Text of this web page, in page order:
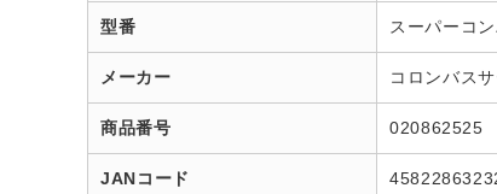
型番 スーパーコ
メーカー コロンバス
商品番号 020862525
JANコード